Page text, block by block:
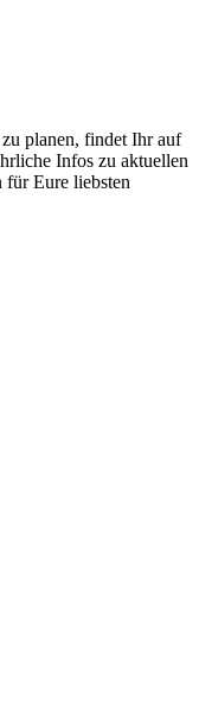
planen, findet Ihr auf
Infos zu aktuellen
für Eure liebsten